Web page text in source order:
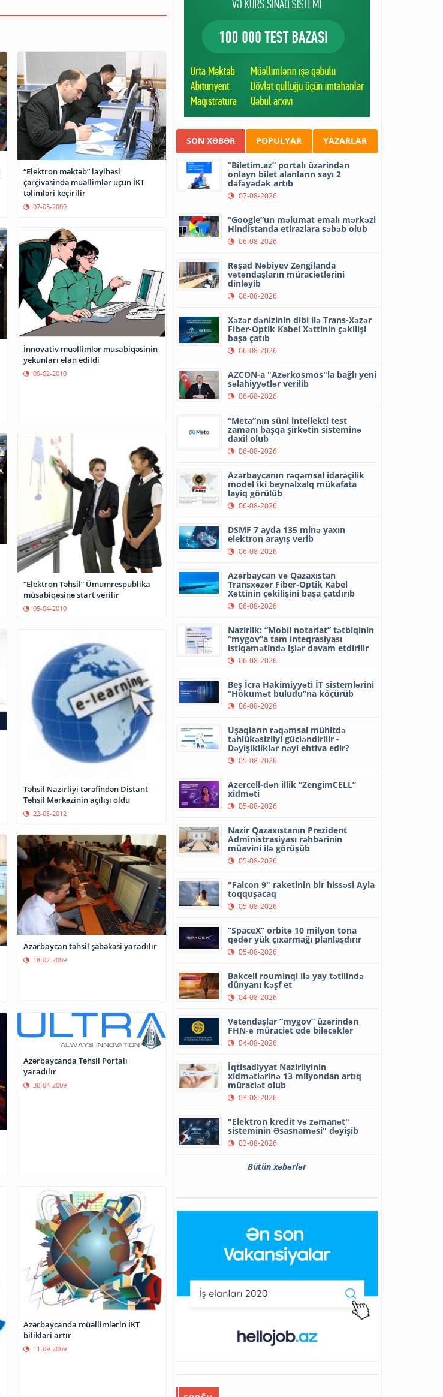
“Elektron məktəb” layihəsi
çərçivəsində müəllimlər üçün İKT
təlimləri keçirilir
07-05-2009
İnnovativ müəllimlər müsabiqəsinin
yekunları elan edildi
09-02-2010
“Elektron Təhsil” Ümumrespublika
müsabiqəsinə start verilir
05-04-2010
Təhsil Nazirliyi tərəfindən Distant
Təhsil Mərkəzinin açılışı oldu
22-05-2012
Azərbaycan təhsil şəbəkəsi yaradılır
18-02-2009
Azərbaycanda Təhsil Portalı
yaradılır
30-04-2009
Azərbaycanda müəllimlərin İKT
bilikləri artır
11-09-2009
SON XƏBƏR POPULYAR YAZARLAR
“Biletim.az” portalı üzərindən
onlayn bilet alanların sayı 2
dəfəyədək artıb
07-08-2026
“Google”un məlumat emalı mərkəzi
Hindistanda etirazlara səbəb olub
06-08-2026
Rəşad Nəbiyev Zəngilanda
vətəndaşların müraciətlərini
dinləyib
06-08-2026
Xəzər dənizinin dibi ilə Trans-Xəzər
Fiber-Optik Kabel Xəttinin çəkilişi
başa çatıb
06-08-2026
AZCON-a "Azərkosmos"la bağlı yeni
səlahiyyətlər verilib
06-08-2026
“Meta”nın süni intellekti test
zamanı başqa şirkətin sisteminə
daxil olub
06-08-2026
Azərbaycanın rəqəmsal idarəçilik
model iki beynəlxalq mükafata
layiq görülüb
06-08-2026
DSMF 7 ayda 135 minə yaxın
elektron arayış verib
06-08-2026
Azərbaycan və Qazaxıstan
Transxəzər Fiber-Optik Kabel
Xəttinin çəkilişini başa çatdırıb
06-08-2026
Nazirlik: “Mobil notariat” tətbiqinin
“mygov”a tam inteqrasiyası
istiqamətində işlər davam etdirilir
06-08-2026
Beş İcra Hakimiyyəti İT sistemlərini
“Hökumət buludu”na köçürüb
06-08-2026
Uşaqların rəqəmsal mühitdə
təhlükəsizliyi gücləndirilir -
Dəyişikliklər nəyi ehtiva edir?
05-08-2026
Azercell-dən illik “ZengimCELL”
xidməti
05-08-2026
Nazir Qazaxıstanın Prezident
Administrasiyası rəhbərinin
müavini ilə görüşüb
05-08-2026
"Falcon 9" raketinin bir hissəsi Ayla
toqquşacaq
05-08-2026
“SpaceX” orbitə 10 milyon tona
qədər yük çıxarmağı planlaşdırır
05-08-2026
Bakcell rouminqi ilə yay tətilində
dünyanı kəşf et
04-08-2026
Vətəndaşlar “mygov” üzərindən
FHN-ə müraciət edə biləcəklər
04-08-2026
İqtisadiyyat Nazirliyinin
xidmətlərinə 13 milyondan artıq
müraciət olub
03-08-2026
"Elektron kredit və zəmanət"
sisteminin Əsasnaməsi" dəyişib
03-08-2026
Bütün xəbərlər